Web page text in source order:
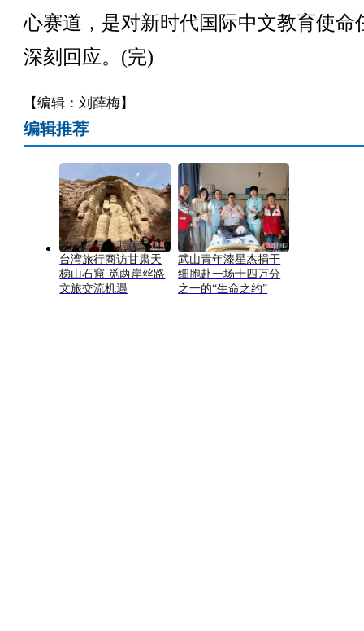
心赛道，是对新时代国际中文教育使命
深刻回应。(完)
【编辑：刘薛梅】
编辑推荐
台湾旅行商访甘肃天
梯山石窟 觅两岸丝路
文旅交流机遇
武山青年漆星杰捐干
细胞赴一场十四万分
之一的“生命之约”